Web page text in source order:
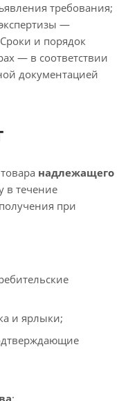
требования;
—
и порядок
— в соответствии
документацией
надлежащего
в течение
при
и ярлыки;